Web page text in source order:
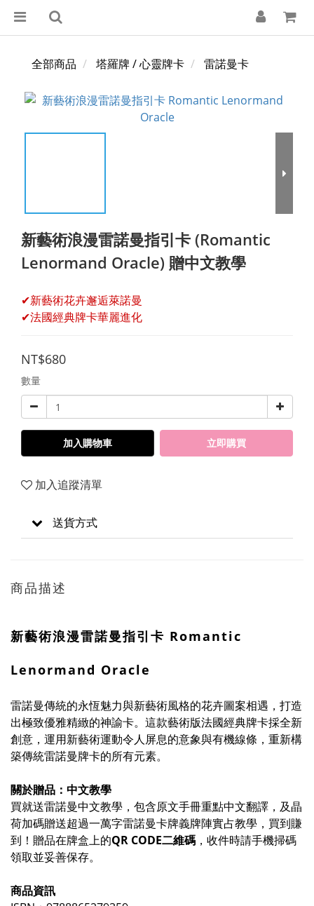
全部商品 塔羅牌 / 心靈牌卡 雷諾曼卡
新藝術浪漫雷諾曼指引卡 (Romantic
Lenormand Oracle) 贈中文教學
✔新藝術花卉邂逅萊諾曼
✔法國經典牌卡華麗進化
NT$680
數量
加入購物車 立即購買
加入追蹤清單
送貨方式
商品描述
新藝術浪漫雷諾曼指引卡 Romantic
Lenormand Oracle
雷諾曼傳統的永恆魅力與新藝術風格的花卉圖案相遇，打造
出極致優雅精緻的神諭卡。這款藝術版法國經典牌卡採全新
創意，運用新藝術運動令人屏息的意象與有機線條，重新構
築傳統雷諾曼牌卡的所有元素。
關於贈品：中文教學
買就送雷諾曼中文教學，包含原文手冊重點中文翻譯，及晶
荷加碼贈送超過一萬字雷諾曼卡牌義牌陣實占教學，買到賺
到！贈品在牌盒上的QR CODE二維碼 ，收件時請手機掃碼
領取並妥善保存。
商品資訊